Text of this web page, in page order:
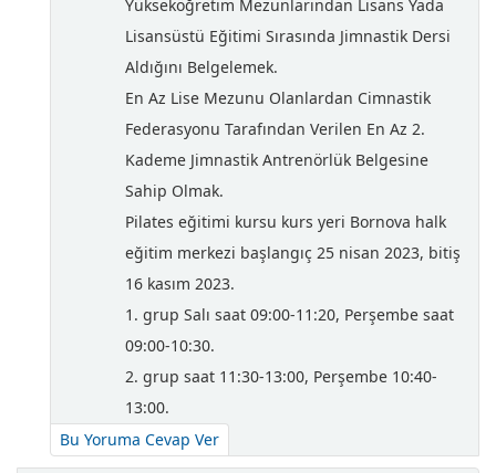
Yükseköğretim Mezunlarından Lisans Yada
Lisansüstü Eğitimi Sırasında Jimnastik Dersi
Aldığını Belgelemek.
En Az Lise Mezunu Olanlardan Cimnastik
Federasyonu Tarafından Verilen En Az 2.
Kademe Jimnastik Antrenörlük Belgesine
Sahip Olmak.
Pilates eğitimi kursu kurs yeri Bornova halk
eğitim merkezi başlangıç 25 nisan 2023, bitiş
16 kasım 2023.
1. grup Salı saat 09:00-11:20, Perşembe saat
09:00-10:30.
2. grup saat 11:30-13:00, Perşembe 10:40-
13:00.
Bu Yoruma Cevap Ver